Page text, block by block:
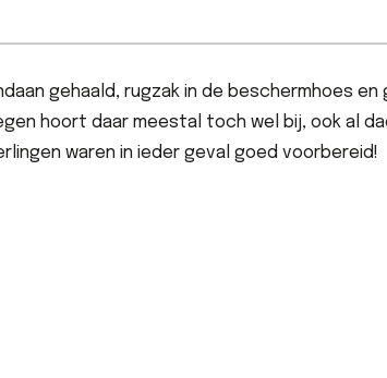
gehaald, rugzak in de beschermhoes en
hoort daar meestal toch wel bij, ook al
waren in ieder geval goed voorbereid!